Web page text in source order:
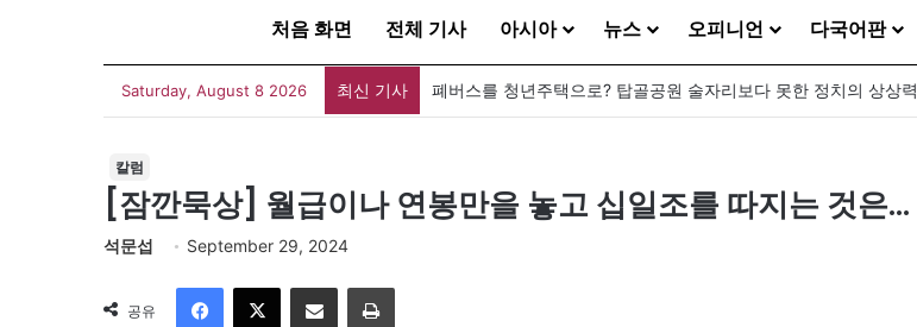
처음 화면 전체 기사 아시아 뉴스 오피니언 다국어판
Saturday, August 8 2026 최신 기사 폐버스를 청년주택으로? 탑골공원 술자리보다 못한 정치의 상상력
칼럼
[잠깐묵상] 월급이나 연봉만을 놓고 십일조를 따지는 것은…
석문섭 September 29, 2024
공유
이메일